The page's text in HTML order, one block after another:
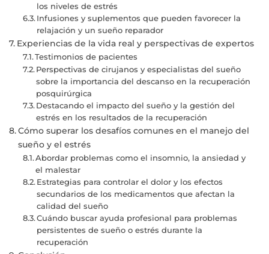
los niveles de estrés
Infusiones y suplementos que pueden favorecer la
relajación y un sueño reparador
Experiencias de la vida real y perspectivas de expertos
Testimonios de pacientes
Perspectivas de cirujanos y especialistas del sueño
sobre la importancia del descanso en la recuperación
posquirúrgica
Destacando el impacto del sueño y la gestión del
estrés en los resultados de la recuperación
Cómo superar los desafíos comunes en el manejo del
sueño y el estrés
Abordar problemas como el insomnio, la ansiedad y
el malestar
Estrategias para controlar el dolor y los efectos
secundarios de los medicamentos que afectan la
calidad del sueño
Cuándo buscar ayuda profesional para problemas
persistentes de sueño o estrés durante la
recuperación